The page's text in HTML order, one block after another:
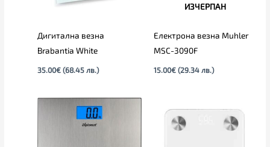
Дигитална везна
Brabantia White
35.00€ (68.45 лв.)
ИЗЧЕРПАН
Електрона везна Muhler
MSC-3090F
15.00€ (29.34 лв.)